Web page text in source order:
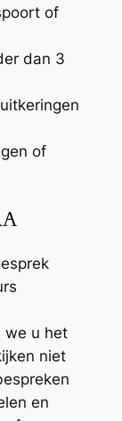
of
dan 3
of
we u het
niet
en